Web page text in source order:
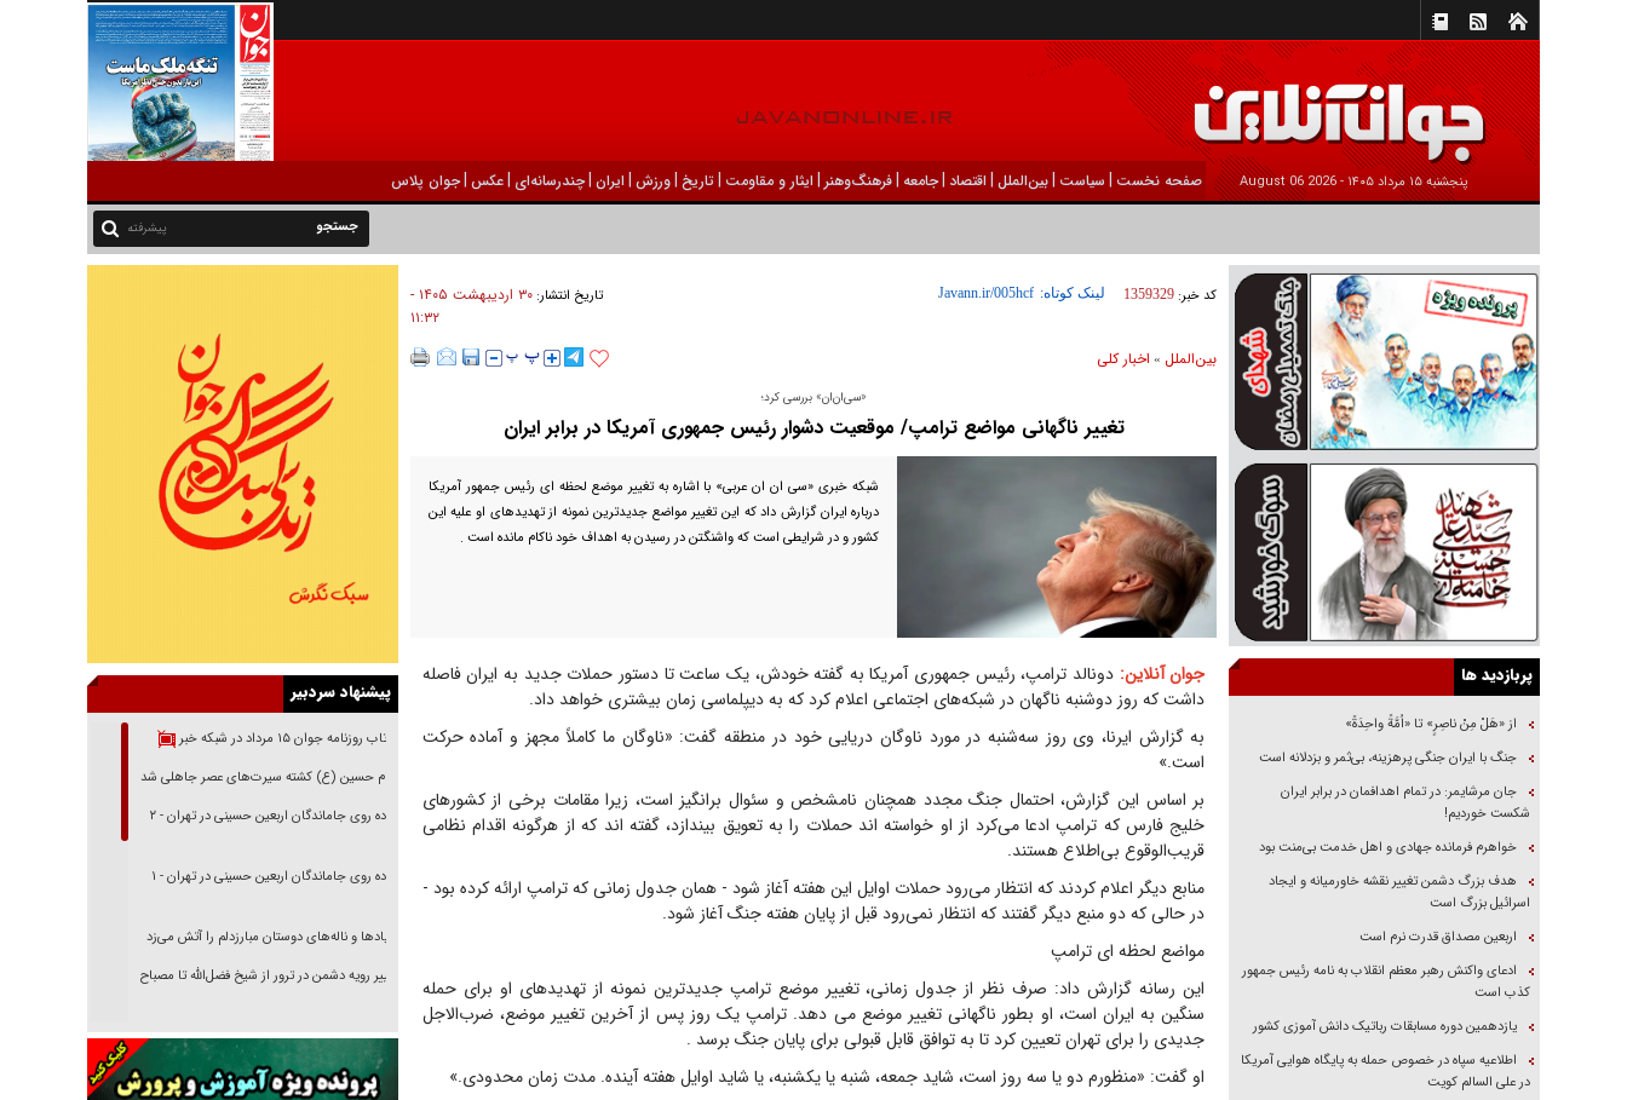
پنجشنبه ۱۵ مرداد ۱۴۰۵ - 2026 August 06 صفحه نخست | سیاست |بين‌الملل | اقتصاد |جامعه |فرهنگ‌و‌هنر | ایثار و مقاومت |تاریخ |ورزش | ايران |چندرسانه‌ای |عکس |جوان پلاس
پیشرفته
کد خبر: 1359329 لینک کوتاه: تاریخ انتشار:
۳۰ ارديبهشت ۱۴۰۵ -
۱۱:۳۲
بين‌الملل » اخبار كلی
«سی‌ان‌ان» بررسی کرد؛
تغییر ناگهانی مواضع ترامپ/ موقعیت دشوار رئیس جمهوری آمریکا در برابر ایران
شبکه خبری «سی ان ان عربی» با اشاره به تغییر موضع لحظه ای رئیس جمهور آمریکا
درباره ایران گزارش داد که این تغییر مواضع جدیدترین نمونه از تهدیدهای او علیه این
کشور و در شرایطی است که واشنگتن در رسیدن به اهداف خود ناکام مانده است .
جوان آنلاین: دونالد ترامپ، رئیس جمهوری آمریکا به گفته خودش، یک ساعت تا دستور حملات جدید به ایران فاصله
داشت که روز دوشنبه ناگهان در شبکه‌های اجتماعی اعلام کرد که به دیپلماسی زمان بیشتری خواهد داد.
به گزارش ایرنا، وی روز سه‌شنبه در مورد ناوگان دریایی خود در منطقه گفت: «ناوگان ما کاملاً مجهز و آماده حرکت
است.»
بر اساس این گزارش، احتمال جنگ مجدد همچنان نامشخص و سئوال برانگیز است، زیرا مقامات برخی از کشورهای
خلیج فارس که ترامپ ادعا می‌کرد از او خواسته اند حملات را به تعویق بیندازد، گفته اند که از هرگونه اقدام نظامی
قریب‌الوقوع بی‌اطلاع هستند.
منابع دیگر اعلام کردند که انتظار می‌رود حملات اوایل این هفته آغاز شود - همان جدول زمانی که ترامپ ارائه کرده بود -
در حالی که دو منبع دیگر گفتند که انتظار نمی‌رود قبل از پایان هفته جنگ آغاز شود.
مواضع لحظه ای ترامپ
این رسانه گزارش داد: صرف نظر از جدول زمانی، تغییر موضع ترامپ جدیدترین نمونه از تهدیدهای او برای حمله
سنگین به ایران است، او بطور ناگهانی تغییر موضع می دهد. ترامپ یک روز پس از آخرین تغییر موضع، ضرب‌الاجل
جدیدی را برای تهران تعیین کرد تا به توافق قابل قبولی برای پایان جنگ برسد .
او گفت: «منظورم دو یا سه روز است، شاید جمعه، شنبه یا یکشنبه، یا شاید اوایل هفته آینده. مدت زمان محدودی.»
پربازدید ها
از «هَلْ مِنْ ناصِرٍ» تا «اُمَّةً واحِدَةً»
جنگ با ایران جنگی پرهزینه، بی‌ثمر و بزدلانه است
جان مرشایمر: در تمام اهدافمان در برابر ایران
شکست خوردیم!
خواهرم فرمانده جهادی و اهل خدمت بی‌منت بود
هدف بزرگ دشمن تغییر نقشه خاورمیانه و ایجاد
اسرائیل بزرگ است
اربعین مصداق قدرت نرم است
ادعای واکنش رهبر معظم انقلاب به نامه رئیس جمهور
کذب است
یازدهمین دوره مسابقات رباتیک دانش آموزی کشور
اطلاعیه سپاه در خصوص حمله به پایگاه هوایی آمریکا
در علی السالم کویت
پیشنهاد سردبیر
بازتاب روزنامه جوان ۱۵ مرداد در شبکه خبر
امام حسین (ع) کشته سیرت‌های عصر جاهلی شد
پیاده روی جاماندگان اربعین حسینی در تهران - ۲
پیاده روی جاماندگان اربعین حسینی در تهران - ۱
فریاد‌ها و ناله‌های دوستان مبارزدلم را آتش می‌زد
تغییر رویه دشمن در ترور از شیخ فضل‌الله تا مصباح
خرید قسطی اولش خنده و آخرش گریه است!
فوتبال و آن «بالا»!